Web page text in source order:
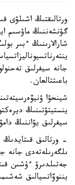
ورتالىقتىڭ اشىلۋى
گۋنشەننىڭ ماۋسىم
شارالارىنىڭ ءبىر
جانە سيفرلىق
باعىتتالعان.
شينحۋا
ينستيتۋتىنىڭ
سيفرلىق يۋاننىڭ
- ورتالىق
ىلگەرىلەتەدى جانە
جەتىلدىرۋ ءۇشىن
يننوۆاتسيالىق